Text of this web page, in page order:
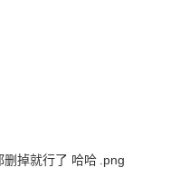
掉就行了 哈哈 .png